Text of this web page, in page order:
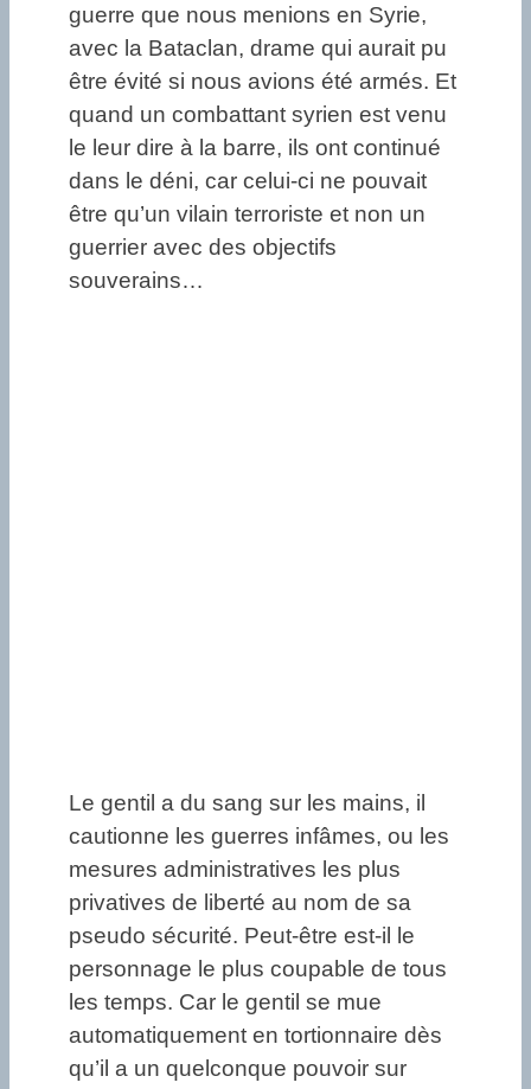
guerre que nous menions en Syrie,
avec la Bataclan, drame qui aurait pu
être évité si nous avions été armés. Et
quand un combattant syrien est venu
le leur dire à la barre, ils ont continué
dans le déni, car celui-ci ne pouvait
être qu’un vilain terroriste et non un
guerrier avec des objectifs
souverains…
Le gentil a du sang sur les mains, il
cautionne les guerres infâmes, ou les
mesures administratives les plus
privatives de liberté au nom de sa
pseudo sécurité. Peut-être est-il le
personnage le plus coupable de tous
les temps. Car le gentil se mue
automatiquement en tortionnaire dès
qu’il a un quelconque pouvoir sur